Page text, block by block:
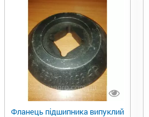
Фланець підшипника випуклий